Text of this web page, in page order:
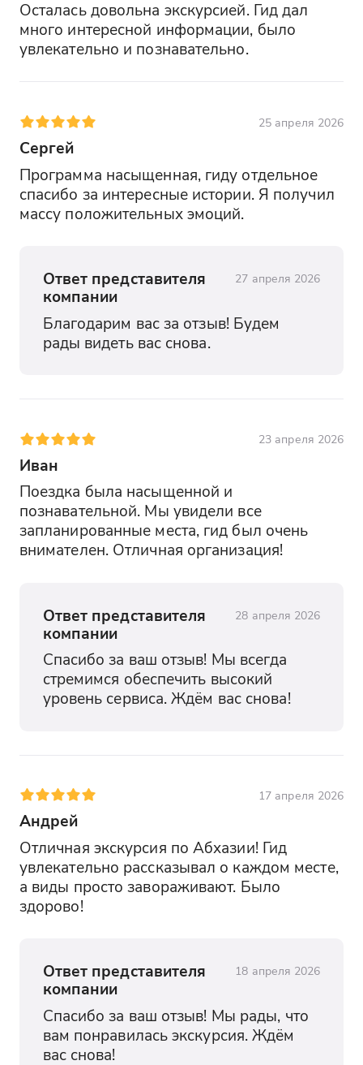
Осталась довольна экскурсией. Гид дал
много интересной информации, было
увлекательно и познавательно.
25 апреля 2026
Сергей
Программа насыщенная, гиду отдельное
спасибо за интересные истории. Я получил
массу положительных эмоций.
Ответ представителя
компании
27 апреля 2026
Благодарим вас за отзыв! Будем
рады видеть вас снова.
23 апреля 2026
Иван
Поездка была насыщенной и
познавательной. Мы увидели все
запланированные места, гид был очень
внимателен. Отличная организация!
Ответ представителя
компании
28 апреля 2026
Спасибо за ваш отзыв! Мы всегда
стремимся обеспечить высокий
уровень сервиса. Ждём вас снова!
17 апреля 2026
Андрей
Отличная экскурсия по Абхазии! Гид
увлекательно рассказывал о каждом месте,
а виды просто завораживают. Было
здорово!
Ответ представителя
компании
18 апреля 2026
Спасибо за ваш отзыв! Мы рады, что
вам понравилась экскурсия. Ждём
вас снова!